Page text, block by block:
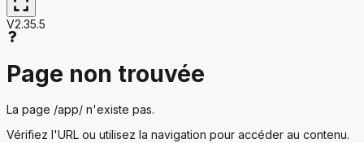
V2.35.5
Page non trouvée
La page /app/ n'existe pas.
Vérifiez l'URL ou utilisez la navigation pour accéder au contenu.